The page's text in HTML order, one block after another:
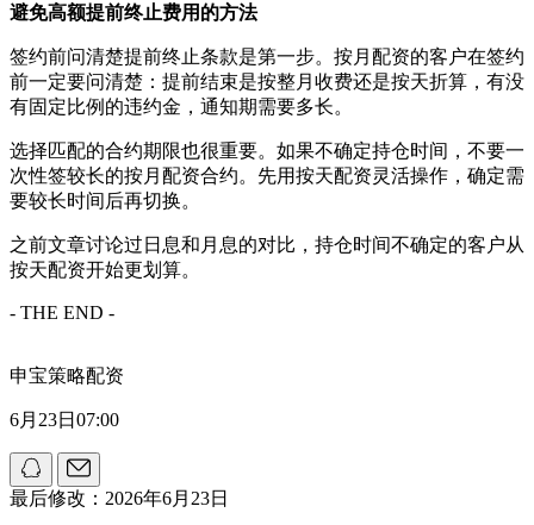
避免高额提前终止费用的方法
签约前问清楚提前终止条款是第一步。按月配资的客户在签约
前一定要问清楚：提前结束是按整月收费还是按天折算，有没
有固定比例的违约金，通知期需要多长。
选择匹配的合约期限也很重要。如果不确定持仓时间，不要一
次性签较长的按月配资合约。先用按天配资灵活操作，确定需
要较长时间后再切换。
之前文章讨论过日息和月息的对比，持仓时间不确定的客户从
按天配资开始更划算。
- THE END -
申宝策略配资
6月23日07:00
最后修改：2026年6月23日